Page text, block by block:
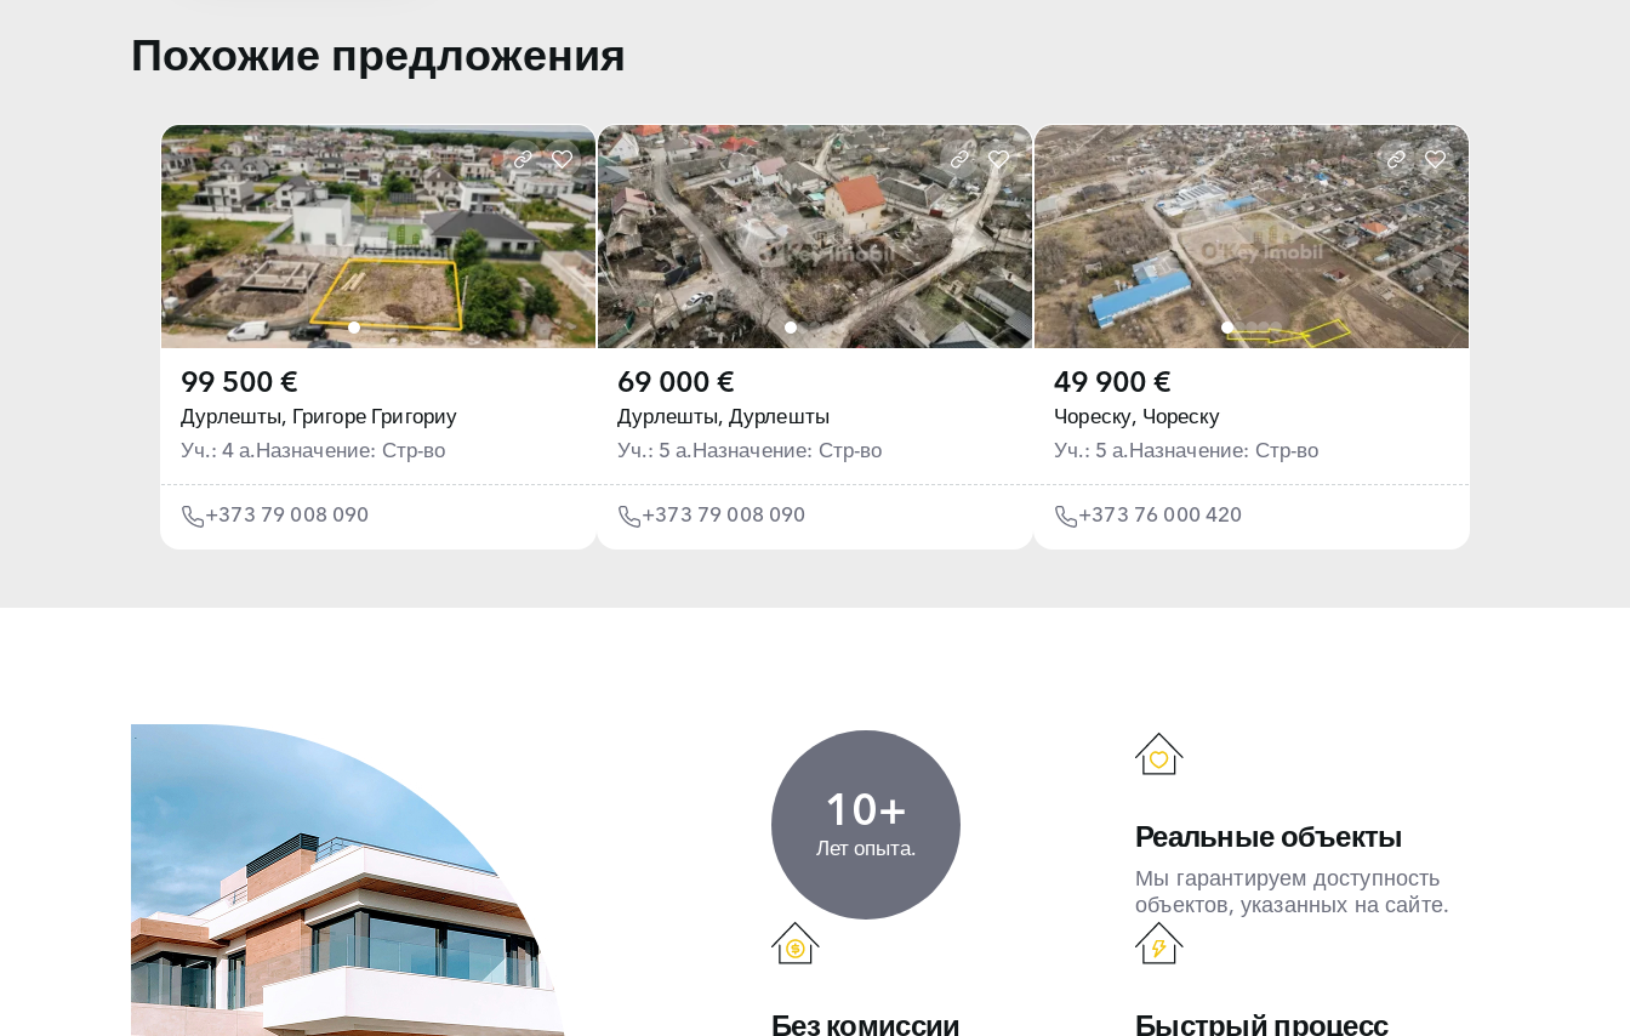
Похожие предложения
99 500 €
Дурлешты, Григоре Григориу
Уч.: 4 а. Назначение: Стр-во
+373 79 008 090
69 000 €
Дурлешты, Дурлешты
Уч.: 5 а. Назначение: Стр-во
+373 79 008 090
49 900 €
Чореску, Чореску
Уч.: 5 а. Назначение: Стр-во
+373 76 000 420
10+
Лет опыта. Реальные объекты
Мы гарантируем доступность
объектов, указанных на сайте.
Без комиссии Быстрый процесс